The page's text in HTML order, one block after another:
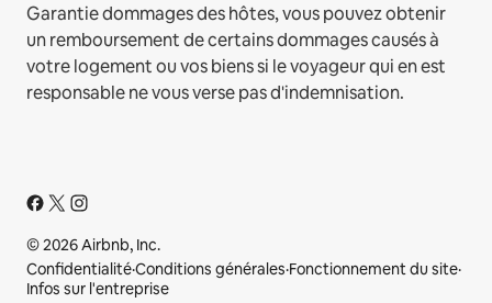
Garantie dommages des hôtes, vous pouvez obtenir
un remboursement de certains dommages causés à
votre logement ou vos biens si le voyageur qui en est
responsable ne vous verse pas d'indemnisation.
© 2026 Airbnb, Inc.
Confidentialité·Conditions générales·Fonctionnement du site·
Infos sur l'entreprise